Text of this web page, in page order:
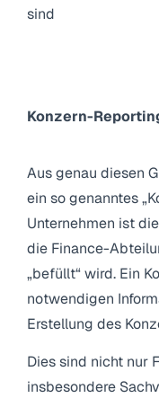
sind
Konzern-
Aus genau diesen
ein so genanntes
Unternehmen ist
die Finance-
„befüllt“ wird. Ein
notwendigen
Erstellung des
Dies sind nicht nur
insbesondere